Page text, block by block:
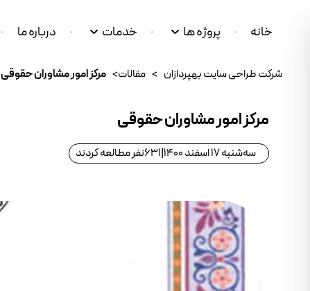
خانه پروژه ها خدمات درباره ما
شرکت طراحی سایت بهپردازان > مقالات> مرکز امور مشاوران حقوقی
مرکز امور مشاوران حقوقی
سه‌شنبه 17 اسفند 1400 |
631نفر مطالعه کردند